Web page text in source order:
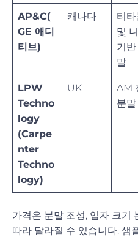
AP&C(
GE 애디
티브)
캐나다
티타
및
기반
말
LPW
Techno
logy
(Carpe
nter
Techno
logy)
UK
AM
분말
가격은 분말 조성, 입자 크기
따라 달라질 수 있습니다. 샘